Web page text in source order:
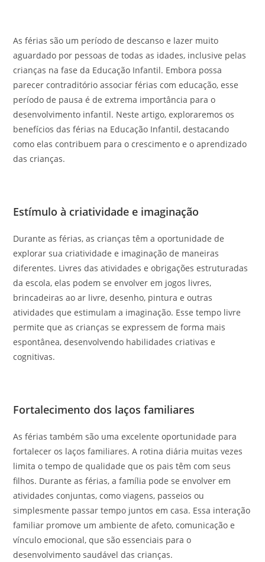
As férias são um período de descanso e lazer muito
aguardado por pessoas de todas as idades, inclusive pelas
crianças na fase da Educação Infantil. Embora possa
parecer contraditório associar férias com educação, esse
período de pausa é de extrema importância para o
desenvolvimento infantil. Neste artigo, exploraremos os
benefícios das férias na Educação Infantil, destacando
como elas contribuem para o crescimento e o aprendizado
das crianças.
Estímulo à criatividade e imaginação
Durante as férias, as crianças têm a oportunidade de
explorar sua criatividade e imaginação de maneiras
diferentes. Livres das atividades e obrigações estruturadas
da escola, elas podem se envolver em jogos livres,
brincadeiras ao ar livre, desenho, pintura e outras
atividades que estimulam a imaginação. Esse tempo livre
permite que as crianças se expressem de forma mais
espontânea, desenvolvendo habilidades criativas e
cognitivas.
Fortalecimento dos laços familiares
As férias também são uma excelente oportunidade para
fortalecer os laços familiares. A rotina diária muitas vezes
limita o tempo de qualidade que os pais têm com seus
filhos. Durante as férias, a família pode se envolver em
atividades conjuntas, como viagens, passeios ou
simplesmente passar tempo juntos em casa. Essa interação
familiar promove um ambiente de afeto, comunicação e
vínculo emocional, que são essenciais para o
desenvolvimento saudável das crianças.